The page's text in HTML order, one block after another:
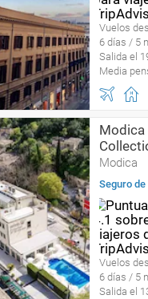
Vuelos
6 días / 5
Salida el
Media
Modica
Modica
Seguro
Vuelos
6 días / 5
Salida el